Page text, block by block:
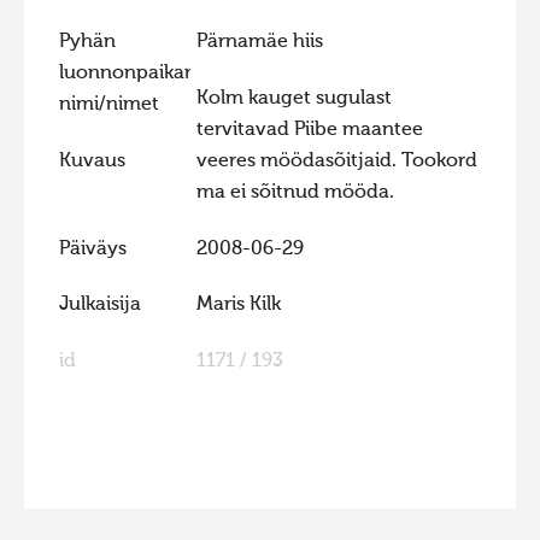
Hiite kuvavõistlus 2015
Hiite kuvavõistlus 2014
Hiite kuvavõistlus 2013
Hiite kuvavõistlus 2012
Hiite kuvavõistlus 2011
Hiite kuvavõistlus 2010
Pyhän
luonnonpaikan
nimi/nimet
Pärnamäe hiis
Kuvaus
Kolm kauget sugulast
tervitavad Piibe maantee
veeres möödasõitjaid. Tookord
ma ei sõitnud mööda.
Päiväys 2008-06-29
Julkaisija Maris Kilk
id 1171 / 193